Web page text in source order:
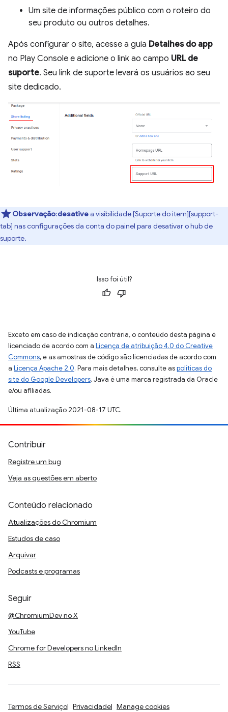
Um site de informações público com o roteiro do
seu produto ou outros detalhes.
Após configurar o site, acesse a guia Detalhes do app
no Play Console e adicione o link ao campo URL de
suporte. Seu link de suporte levará os usuários ao seu
site dedicado.
Observação:desativea visibilidade [Suporte do item][support-
tab] nas configurações da conta do painel para desativar o hub de
suporte.
Isso foi útil?
Exceto em caso de indicação contrária, o conteúdo desta página é
licenciado de acordo com a Licença de atribuição 4.0 do Creative
Commons, e as amostras de código são licenciadas de acordo com
a Licença Apache 2.0. Para mais detalhes, consulte aspolíticas do
site do Google Developers. Java é uma marca registrada da Oracle
e/ou afiliadas.
Última atualização 2021-08-17 UTC.
Contribuir
Registre um bug
Veja as questões em aberto
Conteúdo relacionado
Atualizações do Chromium
Estudos de caso
Arquivar
Podcasts e programas
Seguir
@ChromiumDev no X
YouTube
Chrome for Developers no LinkedIn
RSS
Termos de Serviço Privacidade Manage cookies